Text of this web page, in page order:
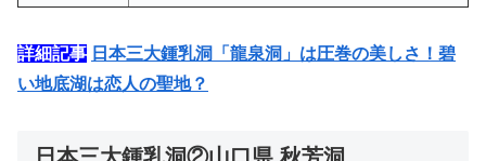
詳細記事 日本三大鍾乳洞「龍泉洞」は圧巻の美しさ！碧
い地底湖は恋人の聖地？
日本三大鍾乳洞②山口県 秋芳洞